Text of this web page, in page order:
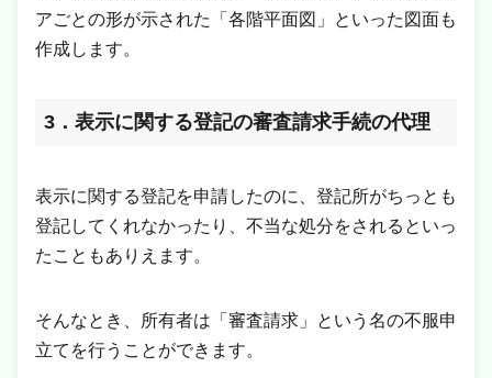
アごとの形が示された「各階平面図」といった図面も
作成します。
3．表示に関する登記の審査請求手続の代理
表示に関する登記を申請したのに、登記所がちっとも
登記してくれなかったり、不当な処分をされるといっ
たこともありえます。
そんなとき、所有者は「審査請求」という名の不服申
立てを行うことができます。